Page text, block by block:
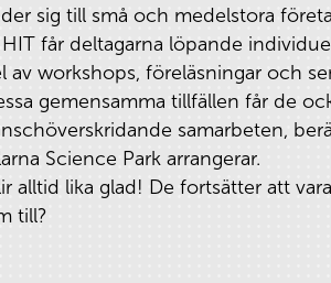
sig till små och medelstora
får deltagarna löpande
av workshops, föreläsningar och
gemensamma tillfällen får de
samarbeten,
Science Park arrangerar.
alltid lika glad! De fortsätter att
till?